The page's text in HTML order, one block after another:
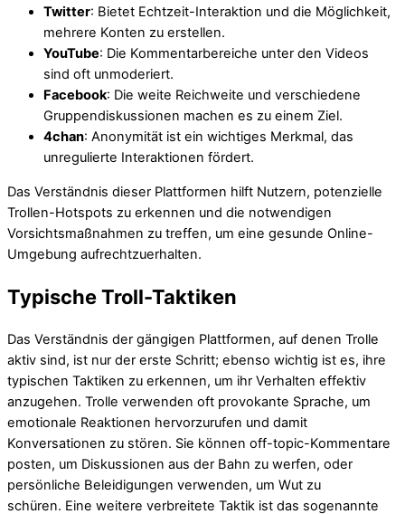
Twitter: Bietet Echtzeit-Interaktion und die Möglichkeit,
mehrere Konten zu erstellen.
YouTube: Die Kommentarbereiche unter den Videos
sind oft unmoderiert.
Facebook: Die weite Reichweite und verschiedene
Gruppendiskussionen machen es zu einem Ziel.
4chan: Anonymität ist ein wichtiges Merkmal, das
unregulierte Interaktionen fördert.
Das Verständnis dieser Plattformen hilft Nutzern, potenzielle
Trollen-Hotspots zu erkennen und die notwendigen
Vorsichtsmaßnahmen zu treffen, um eine gesunde Online-
Umgebung aufrechtzuerhalten.
Typische Troll-Taktiken
Das Verständnis der gängigen Plattformen, auf denen Trolle
aktiv sind, ist nur der erste Schritt; ebenso wichtig ist es, ihre
typischen Taktiken zu erkennen, um ihr Verhalten effektiv
anzugehen. Trolle verwenden oft provokante Sprache, um
emotionale Reaktionen hervorzurufen und damit
Konversationen zu stören. Sie können off-topic-Kommentare
posten, um Diskussionen aus der Bahn zu werfen, oder
persönliche Beleidigungen verwenden, um Wut zu
schüren. Eine weitere verbreitete Taktik ist das sogenannte